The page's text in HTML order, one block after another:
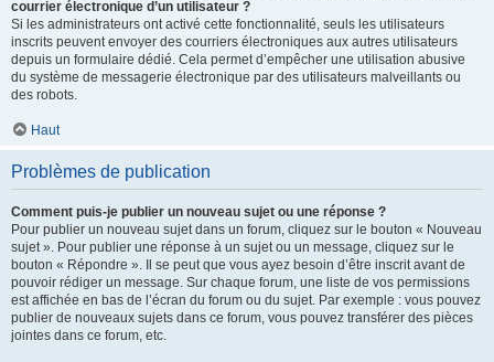
courrier électronique d’un utilisateur ?
Si les administrateurs ont activé cette fonctionnalité, seuls les utilisateurs
inscrits peuvent envoyer des courriers électroniques aux autres utilisateurs
depuis un formulaire dédié. Cela permet d’empêcher une utilisation abusive
du système de messagerie électronique par des utilisateurs malveillants ou
des robots.
Haut
Problèmes de publication
Comment puis-je publier un nouveau sujet ou une réponse ?
Pour publier un nouveau sujet dans un forum, cliquez sur le bouton « Nouveau
sujet ». Pour publier une réponse à un sujet ou un message, cliquez sur le
bouton « Répondre ». Il se peut que vous ayez besoin d’être inscrit avant de
pouvoir rédiger un message. Sur chaque forum, une liste de vos permissions
est affichée en bas de l’écran du forum ou du sujet. Par exemple : vous pouvez
publier de nouveaux sujets dans ce forum, vous pouvez transférer des pièces
jointes dans ce forum, etc.